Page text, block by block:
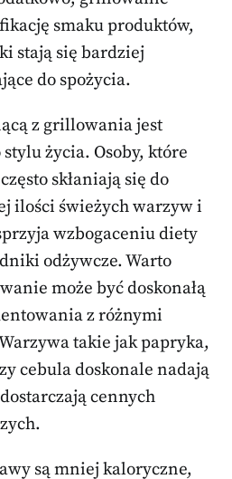
smaku produktów,
stają się bardziej
do spożycia.
z grillowania jest
życia. Osoby, które
skłaniają się do
ilości świeżych warzyw i
wzbogaceniu diety
odżywcze. Warto
może być doskonałą
z różnymi
takie jak papryka,
cebula doskonale nadają
cennych
są mniej kaloryczne,